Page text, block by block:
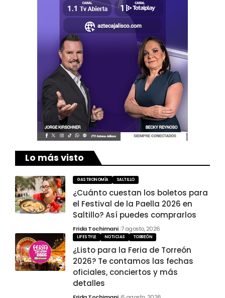
Lo más visto
GASTRONOMÍA SALTILLO
¿Cuánto cuestan los boletos para
el Festival de la Paella 2026 en
Saltillo? Así puedes comprarlos
Frida Tochimani 7 agosto, 2026
LIFESTYLE NOTICIAS TORREÓN
¿Listo para la Feria de Torreón
2026? Te contamos las fechas
oficiales, conciertos y más
detalles